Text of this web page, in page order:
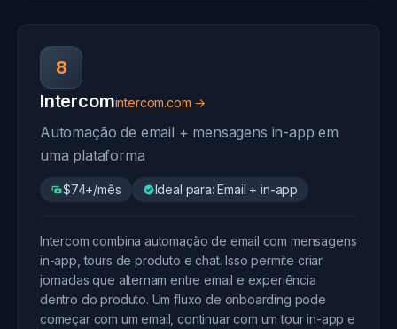
8
Intercomintercom.com →
Automação de email + mensagens in-app em
uma plataforma
$74+/mês Ideal para: Email + in-app
Intercom combina automação de email com mensagens
in-app, tours de produto e chat. Isso permite criar
jornadas que alternam entre email e experiência
dentro do produto. Um fluxo de onboarding pode
começar com um email, continuar com um tour in-app e